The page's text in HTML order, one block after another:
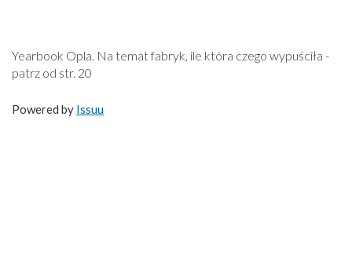
Yearbook Opla. Na temat fabryk, ile która czego wypuściła -
patrz od str. 20
Powered by Issuu